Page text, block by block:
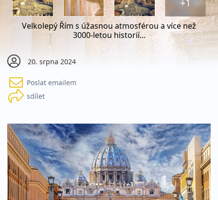
Velkolepý Řím s úžasnou atmosférou a více než
3000-letou historií...
20. srpna 2024
Poslat emailem
sdílet